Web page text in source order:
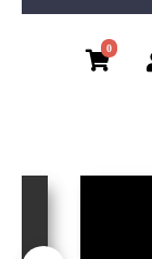
0